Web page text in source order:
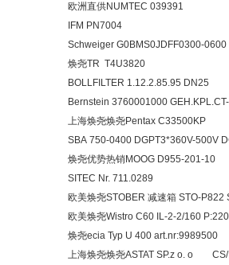
欧洲直供NUMTEC 039391
IFM PN7004
Schweiger G0BMS0JDFF0300-0600
焕尧TR T4U3820
BOLLFILTER 1.12.2.85.95 DN25
Bernstein 3760001000
上海焕尧焕尧Pentax C33500KP
SBA 750-0400 DGPT3*360V-500V
焕尧优势热销MOOG D955-
SITEC Nr. 711.0289
欧美焕尧STOBER 减速箱 STO-P822
欧美焕尧Wistro C60 IL-2-2/160
焕尧ecia Typ U 400 art.nr:9989500
上海焕尧焕尧ASTAT SP.z o. o